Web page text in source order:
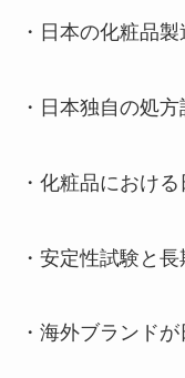
・日本の化粧品
・日本独自の処
・化粧品におけ
・安定性試験と
・海外ブランド